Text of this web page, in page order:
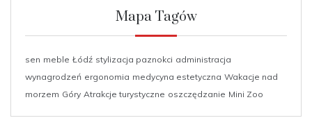
Mapa Tagów
sen meble Łódź stylizacja paznokci administracja
wynagrodzeń ergonomia medycyna estetyczna Wakacje nad
morzem Góry Atrakcje turystyczne oszczędzanie Mini Zoo